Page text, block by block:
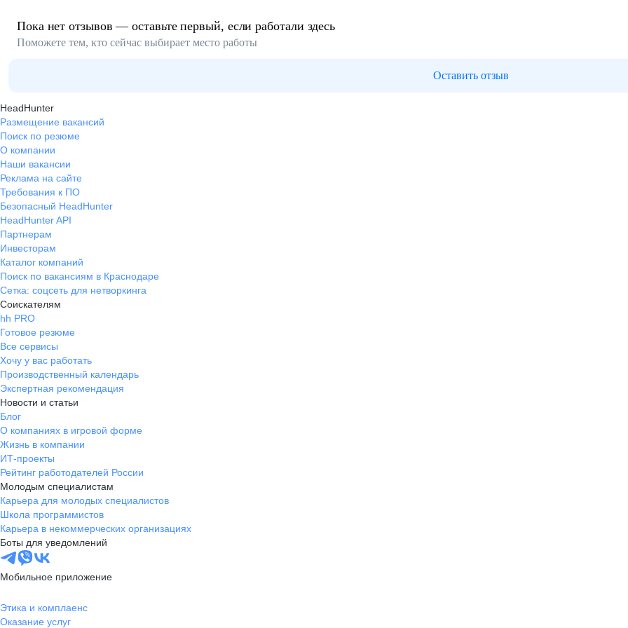
Пока нет отзывов — оставьте первый, если работали здесь
Поможете тем, кто сейчас выбирает место работы
Оставить отзыв
HeadHunter
Размещение вакансий
Поиск по резюме
О компании
Наши вакансии
Реклама на сайте
Требования к ПО
Безопасный HeadHunter
HeadHunter API
Партнерам
Инвесторам
Каталог компаний
Поиск по вакансиям в Краснодаре
Сетка: соцсеть для нетворкинга
Соискателям
hh PRO
Готовое резюме
Все сервисы
Хочу у вас работать
Производственный календарь
Экспертная рекомендация
Новости и статьи
Блог
О компаниях в игровой форме
Жизнь в компании
ИТ-проекты
Рейтинг работодателей России
Молодым специалистам
Карьера для молодых специалистов
Школа программистов
Карьера в некоммерческих организациях
Боты для уведомлений
Мобильное приложение
Этика и комплаенс
Оказание услуг